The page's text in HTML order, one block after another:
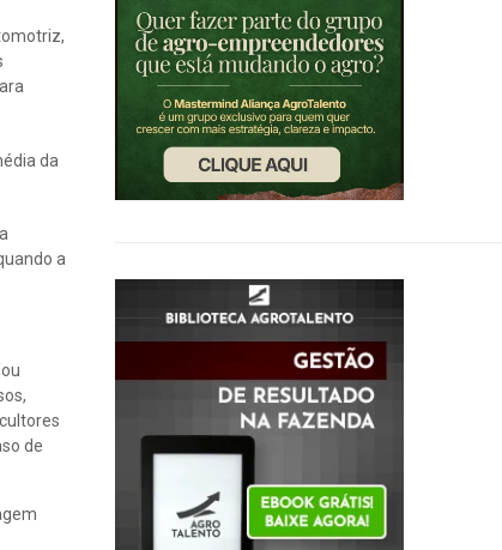
da
a
de